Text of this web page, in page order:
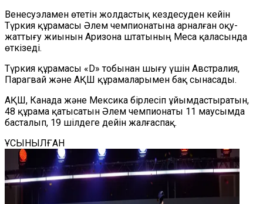
Венесуэламен өтетін жолдастық кездесуден кейін
Түркия құрамасы Әлем чемпионатына арналған оқу-
жаттығу жиынын Аризона штатының Меса қаласында
өткізеді.
Түркия құрамасы «D» тобынан шығу үшін Австралия,
Парагвай және АҚШ құрамаларымен бақ сынасады.
АҚШ, Канада және Мексика бірлесіп ұйымдастыратын,
48 құрама қатысатын Әлем чемпионаты 11 маусымда
басталып, 19 шілдеге дейін жалғаспақ.
ҰСЫНЫЛҒАН